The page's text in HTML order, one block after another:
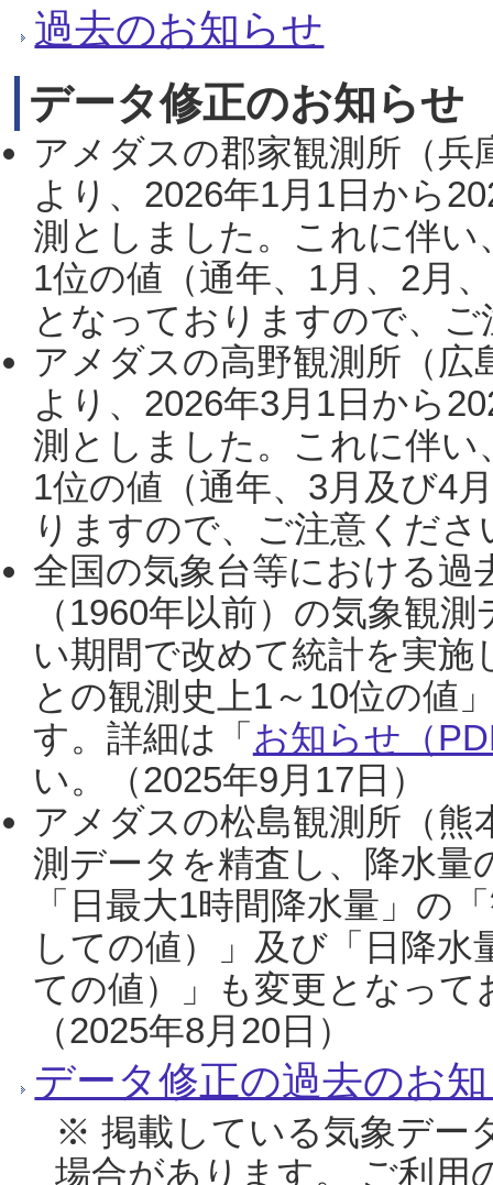
過去のお知らせ
データ修正のお知らせ
アメダスの郡家観測所（
より、2026年1月1日から
測としました。これに伴い
1位の値（通年、1月、2月
となっておりますので、
アメダスの高野観測所（
より、2026年3月1日から
測としました。これに伴い
1位の値（通年、3月及び4
りますので、ご注意くだ
全国の気象台等における過
（1960年以前）の気象観
い期間で改めて統計を実
との観測史上1～10位の値
す。詳細は「 お知らせ（
い。（2025年9月17日）
アメダスの松島観測所（熊
測データを精査し、降水
「日最大1時間降水量」の
しての値）」及び「日降
ての値）」も変更となっ
（2025年8月20日）
データ修正の過去のお
※ 掲載している気象デー
場合があります。 ご利用